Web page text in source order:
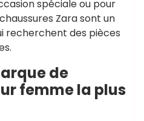
spéciale ou pour
Zara sont un
recherchent des pièces
de
femme la plus